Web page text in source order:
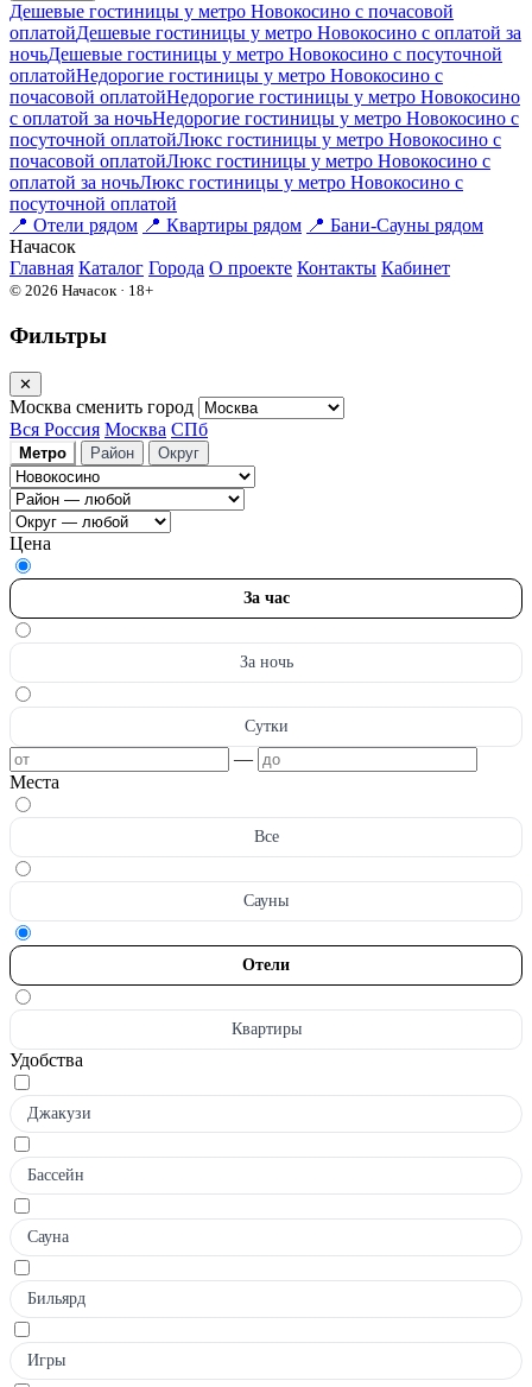
Дешевые гостиницы у метро Новокосино c почасовой
оплатойДешевые гостиницы у метро Новокосино с оплатой за
ночьДешевые гостиницы у метро Новокосино c посуточной
оплатойНедорогие гостиницы у метро Новокосино c
почасовой оплатойНедорогие гостиницы у метро Новокосино
с оплатой за ночьНедорогие гостиницы у метро Новокосино c
посуточной оплатойЛюкс гостиницы у метро Новокосино c
почасовой оплатойЛюкс гостиницы у метро Новокосино с
оплатой за ночьЛюкс гостиницы у метро Новокосино c
посуточной оплатой
📍 Отели рядом 📍 Квартиры рядом 📍 Бани-Сауны рядом
Начасок
Главная Каталог Города О проекте Контакты Кабинет
© 2026 Начасок · 18+
Фильтры
✕
Москва сменить город
Вся Россия Москва СПб
Метро Район Округ
Цена
За час
За ночь
Сутки
—
Места
Все
Сауны
Отели
Квартиры
Удобства
Джакузи
Бассейн
Сауна
Бильярд
Игры